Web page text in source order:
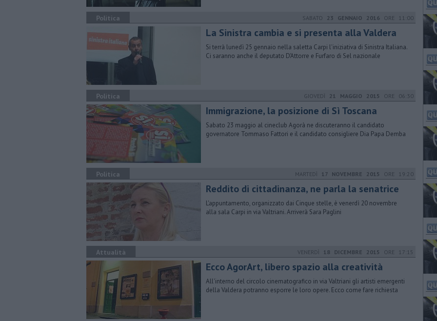
Politica SABATO 23 GENNAIO 2016 ORE 11:00
La Sinistra cambia e si presenta alla Valdera
Si terrà lunedì 25 gennaio nella saletta Carpi l'iniziativa di Sinistra Italiana.
Ci saranno anche il deputato D'Attorre e Furfaro di Sel nazionale
Politica GIOVEDÌ 21 MAGGIO 2015 ORE 06:30
Immigrazione, la posizione di Sì Toscana
Sabato 23 maggio al cineclub Agorà ne discuteranno il candidato
governatore Tommaso Fattori e il candidato consigliere Dia Papa Demba
Politica MARTEDÌ 17 NOVEMBRE 2015 ORE 19:20
Reddito di cittadinanza, ne parla la senatrice
L'appuntamento, organizzato dai Cinque stelle, è venerdì 20 novembre
alla sala Carpi in via Valtriani. Arriverà Sara Paglini
Attualità VENERDÌ 18 DICEMBRE 2015 ORE 17:15
Ecco AgorArt, libero spazio alla creatività
All'interno del circolo cinematografico in via Valtriani gli artisti emergenti
della Valdera potranno esporre le loro opere. Ecco come fare richiesta